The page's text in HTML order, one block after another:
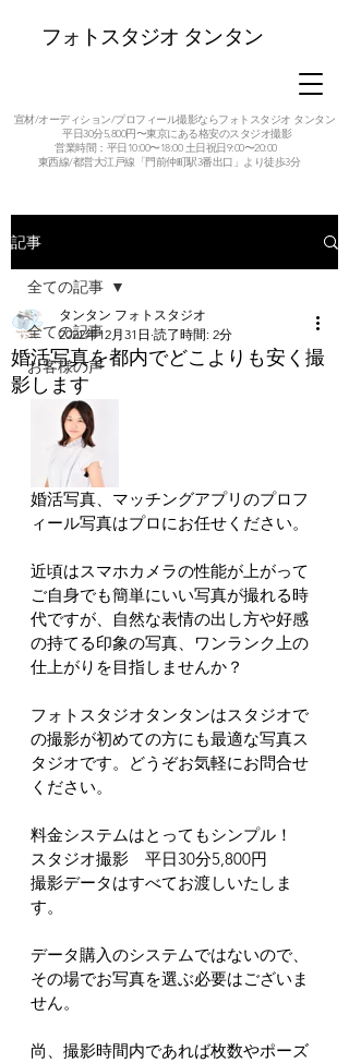
フォトスタジオ タンタン
宣材/オーディション/プロフィール撮影ならフォトスタジオ タンタン
平日30分5,800円〜東京にある格安のスタジオ撮影
営業時間：平日10:00〜18:00 土日祝日9:00〜20:00
東西線/都営大江戸線「門前仲町駅3番出口」より徒歩3分
記事
全ての記事
お客様の声
全ての記事
婚活写真を都内でどこよりも安く撮
影します
タンタン フォトスタジオ
2022年12月31日 読了時間: 2分
婚活写真、マッチングアプリのプロフ
ィール写真はプロにお任せください。
近頃はスマホカメラの性能が上がって
ご自身でも簡単にいい写真が撮れる時
代ですが、自然な表情の出し方や好感
の持てる印象の写真、ワンランク上の
仕上がりを目指しませんか？
フォトスタジオタンタンはスタジオで
の撮影が初めての方にも最適な写真ス
タジオです。どうぞお気軽にお問合せ
ください。
料金システムはとってもシンプル！
スタジオ撮影　平日30分5,800円
撮影データはすべてお渡しいたしま
す。
データ購入のシステムではないので、
その場でお写真を選ぶ必要はございま
せん。
尚、撮影時間内であれば枚数やポーズ